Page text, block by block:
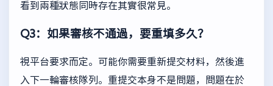
看到兩種狀態同時存在其實很常見。
Q3：如果審核不通過，要重填多久？
視平台要求而定。可能你需要重新提交材料，然後進
入下一輪審核隊列。重提交本身不是問題，問題在於